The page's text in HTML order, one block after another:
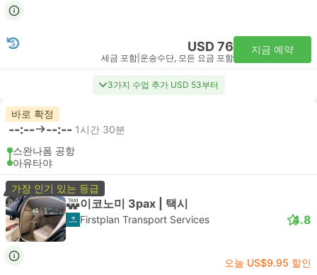
USD 76
세금 포함 운송수단, 모든 요금 포함
지금 예약
3가지 수업 추가 USD 53부터
바로 확정
--:-- --:-- 1시간 30분
스완나폼 공항
아유타야
가장 인기 있는 등급
이코노미 3pax | 택시
Firstplan Transport Services 4.8
오늘 US$9.95 할인